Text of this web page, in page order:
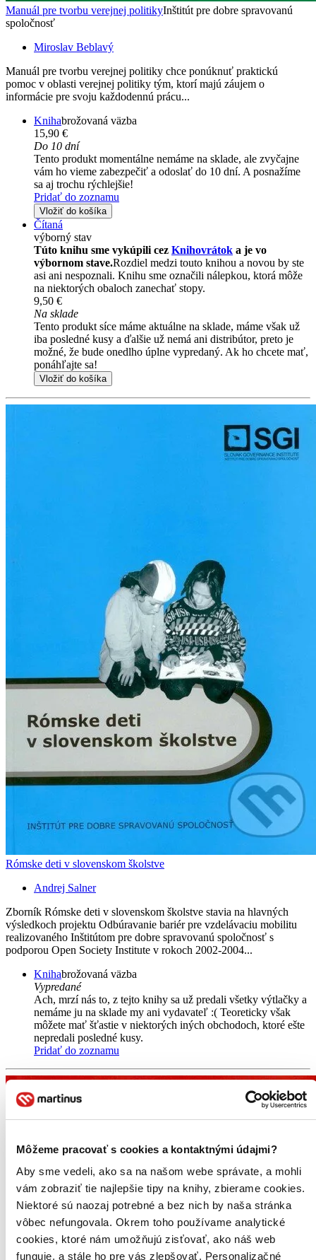
Môžeme pracovať s cookies a kontaktnými údajmi?
Aby sme vedeli, ako sa na našom webe správate, a mohli
vám zobraziť tie najlepšie tipy na knihy, zbierame cookies.
Niektoré sú naozaj potrebné a bez nich by naša stránka
vôbec nefungovala. Okrem toho používame analytické
cookies, ktoré nám umožňujú zisťovať, ako náš web
funguje, a stále ho pre vás zlepšovať. Personalizačné
Manuál pre tvorbu verejnej politikyInštitút pre dobre spravovanú
spoločnosť
Miroslav Beblavý
Manuál pre tvorbu verejnej politiky chce ponúknuť praktickú
pomoc v oblasti verejnej politiky tým, ktorí majú záujem o
informácie pre svoju každodennú prácu...
Knihabrožovaná väzba
15,90 €
Do 10 dní
Tento produkt momentálne nemáme na sklade, ale zvyčajne
vám ho vieme zabezpečiť a odoslať do 10 dní. A posnažíme
sa aj trochu rýchlejšie!
Pridať do zoznamu
Vložiť do košíka
Čítaná
výborný stav
Túto knihu sme vykúpili cez Knihovrátok a je vo
výbornom stave.Rozdiel medzi touto knihou a novou by ste
asi ani nespoznali. Knihu sme označili nálepkou, ktorá môže
na niektorých obaloch zanechať stopy.
9,50 €
Na sklade
Tento produkt síce máme aktuálne na sklade, máme však už
iba posledné kusy a ďalšie už nemá ani distribútor, preto je
možné, že bude onedlho úplne vypredaný. Ak ho chcete mať,
ponáhľajte sa!
Vložiť do košíka
Rómske deti v slovenskom školstve
Andrej Salner
Zborník Rómske deti v slovenskom školstve stavia na hlavných
výsledkoch projektu Odbúravanie bariér pre vzdelávaciu mobilitu
realizovaného Inštitútom pre dobre spravovanú spoločnosť s
podporou Open Society Institute v rokoch 2002-2004...
Knihabrožovaná väzba
Vypredané
Ach, mrzí nás to, z tejto knihy sa už predali všetky výtlačky a
nemáme ju na sklade my ani vydavateľ :( Teoreticky však
môžete mať šťastie v niektorých iných obchodoch, ktoré ešte
nepredali posledné kusy.
Pridať do zoznamu